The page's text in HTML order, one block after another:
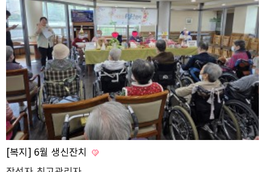
[복지] 6월 생신잔치